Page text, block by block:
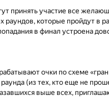
принять участие все
раундов, которые пройдут в
в финал устроена
очки по схеме
(из тех, кто еще не
выше всех,